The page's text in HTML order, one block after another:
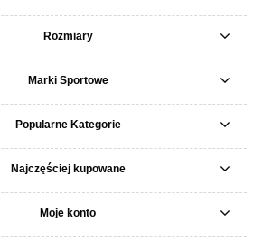
Rozmiary
Marki Sportowe
Popularne Kategorie
Najczęściej kupowane
Moje konto